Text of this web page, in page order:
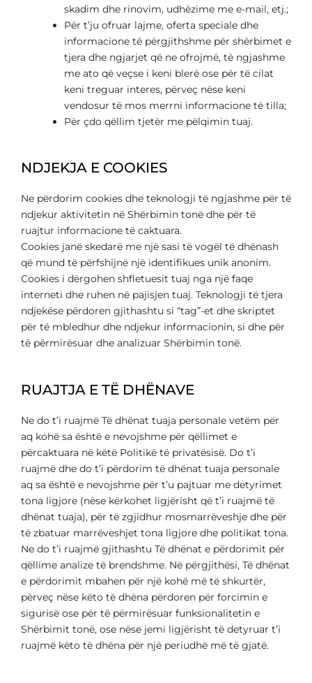
skadim dhe rinovim, udhëzime me e-mail, etj.;
Për t’ju ofruar lajme, oferta speciale dhe
informacione të përgjithshme për shërbimet e
tjera dhe ngjarjet që ne ofrojmë, të ngjashme
me ato që veçse i keni blerë ose për të cilat
keni treguar interes, përveç nëse keni
vendosur të mos merrni informacione të tilla;
Për çdo qëllim tjetër me pëlqimin tuaj.
NDJEKJA E COOKIES
Ne përdorim cookies dhe teknologji të ngjashme për të
ndjekur aktivitetin në Shërbimin tonë dhe për të
ruajtur informacione të caktuara.
Cookies janë skedarë me një sasi të vogël të dhënash
që mund të përfshijnë një identifikues unik anonim.
Cookies i dërgohen shfletuesit tuaj nga një faqe
interneti dhe ruhen në pajisjen tuaj. Teknologji të tjera
ndjekëse përdoren gjithashtu si “tag”-et dhe skriptet
për të mbledhur dhe ndjekur informacionin, si dhe për
të përmirësuar dhe analizuar Shërbimin tonë.
RUAJTJA E TË DHËNAVE
Ne do t’i ruajmë Të dhënat tuaja personale vetëm për
aq kohë sa është e nevojshme për qëllimet e
përcaktuara në këtë Politikë të privatësisë. Do t’i
ruajmë dhe do t’i përdorim të dhënat tuaja personale
aq sa është e nevojshme për t’u pajtuar me detyrimet
tona ligjore (nëse kërkohet ligjërisht që t’i ruajmë të
dhënat tuaja), për të zgjidhur mosmarrëveshje dhe për
të zbatuar marrëveshjet tona ligjore dhe politikat tona.
Ne do t’i ruajmë gjithashtu Të dhënat e përdorimit për
qëllime analize të brendshme. Në përgjithësi, Të dhënat
e përdorimit mbahen për një kohë më të shkurtër,
përveç nëse këto të dhëna përdoren për forcimin e
sigurisë ose për të përmirësuar funksionalitetin e
Shërbimit tonë, ose nëse jemi ligjërisht të detyruar t’i
ruajmë këto të dhëna për një periudhë më të gjatë.